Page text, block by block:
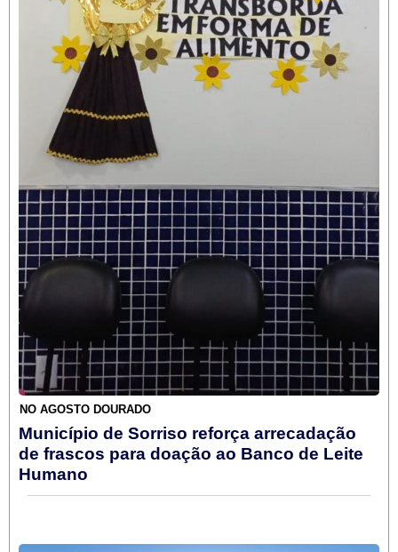
NO AGOSTO DOURADO
Município de Sorriso reforça arrecadação
de frascos para doação ao Banco de Leite
Humano